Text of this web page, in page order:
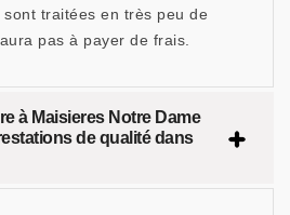
traitées en très peu de
pas à payer de frais.
à Maisieres Notre Dame
de qualité dans